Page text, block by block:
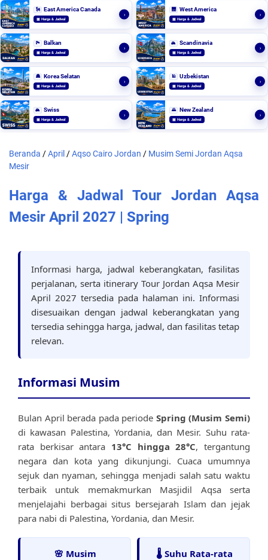
🗽 East America Canada
▣ Harga & Jadwal
›
🌉 West America
▣ Harga & Jadwal
›
🏞️ Balkan
▣ Harga & Jadwal
›
🏔️ Scandinavia
▣ Harga & Jadwal
›
🏯 Korea Selatan
▣ Harga & Jadwal
›
🕌 Uzbekistan
▣ Harga & Jadwal
›
🏔️ Swiss
▣ Harga & Jadwal
›
🌄 New Zealand
▣ Harga & Jadwal
›
Beranda /April /Aqso Cairo Jordan / Musim Semi Jordan Aqsa
Mesir
Harga & Jadwal Tour Jordan Aqsa
Mesir April 2027 | Spring
Informasi harga, jadwal keberangkatan, fasilitas
perjalanan, serta itinerary Tour Jordan Aqsa Mesir
April 2027 tersedia pada halaman ini. Informasi
disesuaikan dengan jadwal keberangkatan yang
tersedia sehingga harga, jadwal, dan fasilitas tetap
relevan.
Informasi Musim
Bulan April berada pada periode Spring (Musim Semi)
di kawasan Palestina, Yordania, dan Mesir. Suhu rata-
rata berkisar antara 13°C hingga 28°C, tergantung
negara dan kota yang dikunjungi. Cuaca umumnya
sejuk dan nyaman, sehingga menjadi salah satu waktu
terbaik untuk memakmurkan Masjidil Aqsa serta
menjelajahi berbagai situs bersejarah Islam dan jejak
para nabi di Palestina, Yordania, dan Mesir.
🌸 Musim
🌡️ Suhu Rata-rata